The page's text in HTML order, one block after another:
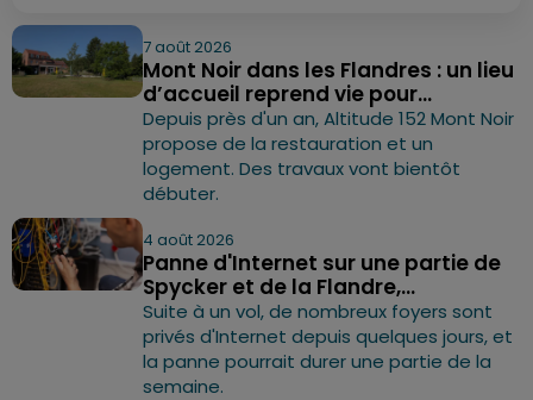
7 août 2026
Mont Noir dans les Flandres : un lieu
d’accueil reprend vie pour...
Depuis près d'un an, Altitude 152 Mont Noir
propose de la restauration et un
logement. Des travaux vont bientôt
débuter.
4 août 2026
Panne d'Internet sur une partie de
Spycker et de la Flandre,...
Suite à un vol, de nombreux foyers sont
privés d'Internet depuis quelques jours, et
la panne pourrait durer une partie de la
semaine.